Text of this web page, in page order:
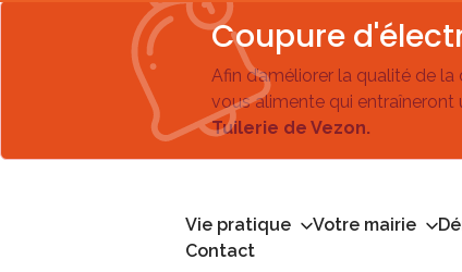
Coupure
Afin d’améliorer la qualité de
vous alimente qui entraîneront
Tuilerie de Vezon.
Vie pratique Votre mairie
Contact